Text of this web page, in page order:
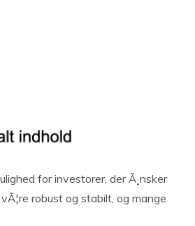
for investorer, der Ã¸nsker
robust og stabilt, og mange